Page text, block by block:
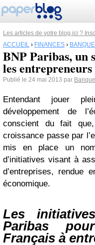
Les articles de votre blog ici ?
ACCUEIL › FINANCES › BANQUE
BNP Paribas, un
les
Publié le 24 mai 2013 par
Entendant jouer
développement de
conscient du fait
croissance passe par
mis en place un
d’initiatives visant à
d’entreprises, rendue
économique.
Les
Paribas
Français à